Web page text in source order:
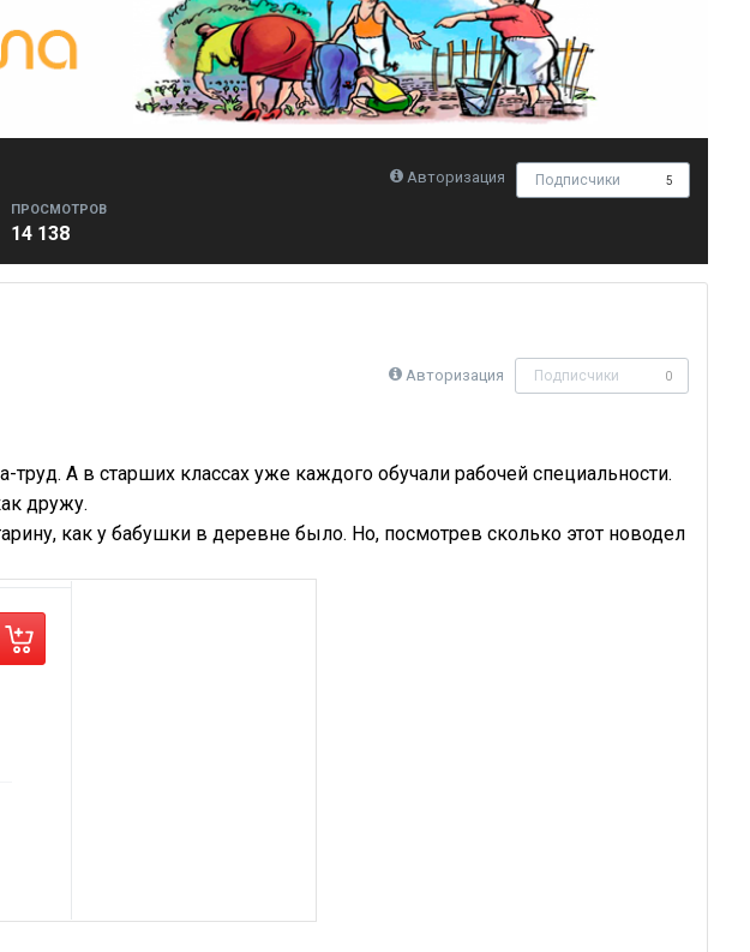
Авторизация Подписчики 5
ПРОСМОТРОВ
14 138
Авторизация Подписчики 0
А в старших классах уже каждого обучали рабочей специальности.
дружу.
как у бабушки в деревне было. Но, посмотрев сколько этот новодел